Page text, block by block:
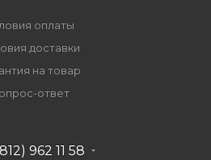
оплаты
доставки
на товар
ответ
962 11 58